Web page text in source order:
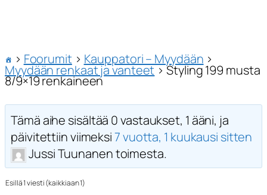
› Foorumit › Kauppatori – Myydään ›
Myydään renkaat ja vanteet›Styling 199 musta
8/9×19 renkaineen
Tämä aihe sisältää 0 vastaukset, 1 ääni, ja
päivitettiin viimeksi7 vuotta, 1 kuukausi sitten
Jussi Tuunanen toimesta.
Esillä 1 viesti (kaikkiaan 1)